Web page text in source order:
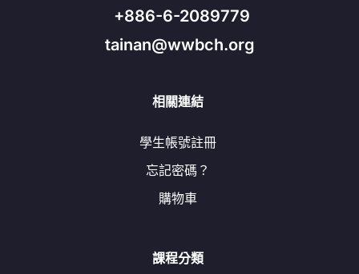
+886-6-2089779
tainan@wwbch.org
相關連結
學生帳號註冊
忘記密碼？
購物車
課程分類